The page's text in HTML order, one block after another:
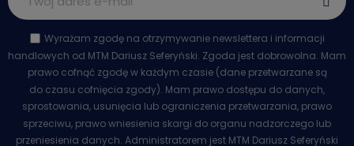
Wyrażam zgodę na otrzymywanie newslettera i informacji
handlowych od MTM Dariusz Seferyński. Zgoda jest dobrowolna. Mam
prawo cofnąć zgodę w każdym czasie (dane przetwarzane są
do czasu cofnięcia zgody). Mam prawo dostępu do danych,
sprostowania, usunięcia lub ograniczenia przetwarzania, prawo
sprzeciwu, prawo wniesienia skargi do organu nadzorczego lub
przeniesienia danych. Administratorem jest MTM Dariusz Seferyński